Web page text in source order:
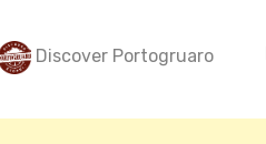
Discover Portogruaro